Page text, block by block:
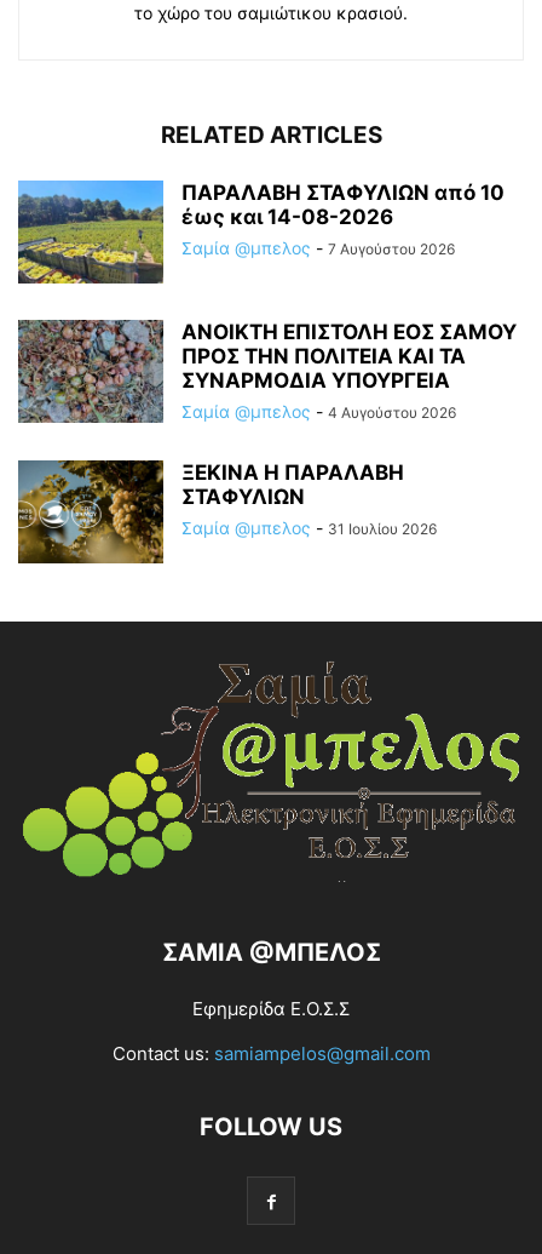
το χώρο του σαμιώτικου κρασιού.
RELATED ARTICLES
ΠΑΡΑΛΑΒΗ ΣΤΑΦΥΛΙΩΝ από 10
έως και 14-08-2026
Σαμία @μπελος - 7 Αυγούστου 2026
ΑΝΟΙΚΤΗ ΕΠΙΣΤΟΛΗ ΕΟΣ ΣΑΜΟΥ
ΠΡΟΣ ΤΗΝ ΠΟΛΙΤΕΙΑ ΚΑΙ ΤΑ
ΣΥΝΑΡΜΟΔΙΑ ΥΠΟΥΡΓΕΙΑ
Σαμία @μπελος - 4 Αυγούστου 2026
ΞΕΚΙΝΑ Η ΠΑΡΑΛΑΒΗ
ΣΤΑΦΥΛΙΩΝ
Σαμία @μπελος - 31 Ιουλίου 2026
ΣΑΜΙΑ @ΜΠΕΛΟΣ
Εφημερίδα Ε.Ο.Σ.Σ
Contact us: samiampelos@gmail.com
FOLLOW US